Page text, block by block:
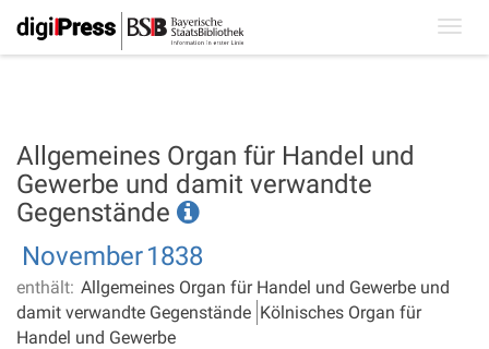
Allgemeines Organ für Handel und
Gewerbe und damit verwandte
Gegenstände
November1838
enthält: Allgemeines Organ für Handel und Gewerbe und
damit verwandte Gegenstände Kölnisches Organ für
Handel und Gewerbe